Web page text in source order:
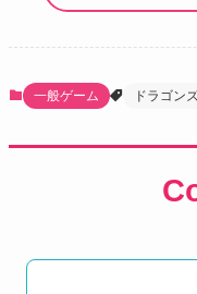
一般ゲーム ドラゴン